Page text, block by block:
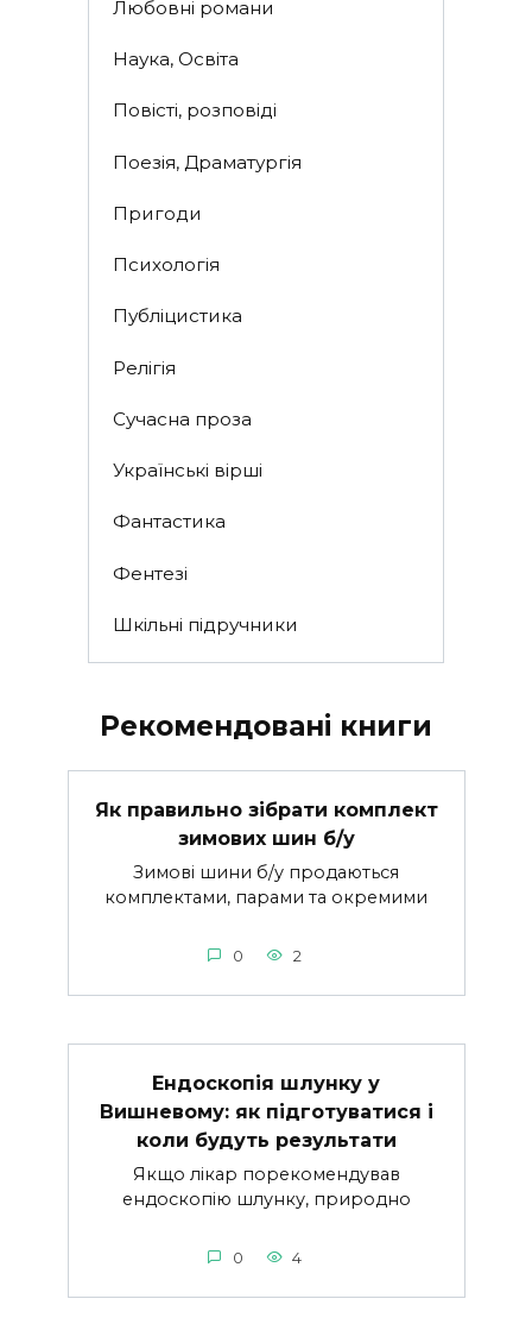
Любовні романи
Наука, Освіта
Повісті, розповіді
Поезія, Драматургія
Пригоди
Психологія
Публіцистика
Релігія
Сучасна проза
Українські вірші
Фантастика
Фентезі
Шкільні підручники
Рекомендовані книги
Як правильно зібрати комплект
зимових шин б/у
Зимові шини б/у продаються
комплектами, парами та окремими
0 2
Ендоскопія шлунку у
Вишневому: як підготуватися і
коли будуть результати
Якщо лікар порекомендував
ендоскопію шлунку, природно
0 4